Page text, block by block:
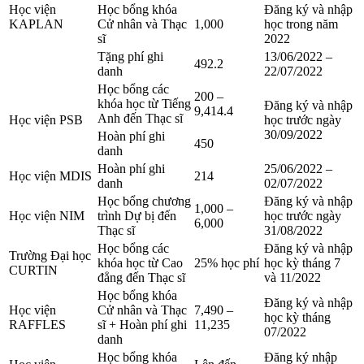
Học viện
KAPLAN
Học bổng khóa
Cử nhân và Thạc
sĩ
1,000
Đăng ký và nhập
học trong năm
2022
Tặng phí ghi
danh
492.2
13/06/2022 –
22/07/2022
Học viện PSB
Học bổng các
khóa học từ Tiếng
Anh đến Thạc sĩ
200 –
9,414.4
Đăng ký và nhập
học trước ngày
30/09/2022
Hoàn phí ghi
danh
450
Học viện MDIS
Hoàn phí ghi
danh
214
25/06/2022 –
02/07/2022
Học viện NIM
Học bổng chương
trình Dự bị đến
Thạc sĩ
1,000 –
6,000
Đăng ký và nhập
học trước ngày
31/08/2022
Trường Đại học
CURTIN
Học bổng các
khóa học từ Cao
đẳng đến Thạc sĩ
25% học phí
Đăng ký và nhập
học kỳ tháng 7
và 11/2022
Học viện
RAFFLES
Học bổng khóa
Cử nhân và Thạc
sĩ + Hoàn phí ghi
danh
7,490 –
11,235
Đăng ký và nhập
học kỳ tháng
07/2022
Học bổng khóa Đăng ký nhập